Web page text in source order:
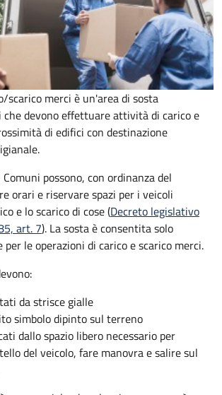
scarico merci è un'area di sosta
devono effettuare attività di carico e
di edifici con destinazione
possono, con ordinanza del
orari e riservare spazi per i veicoli
e lo scarico di cose (Decreto legislativo
art. 7). La sosta è consentita solo
le operazioni di carico e scarico merci.
da strisce gialle
simbolo dipinto sul terreno
dallo spazio libero necessario per
del veicolo, fare manovra e salire sul